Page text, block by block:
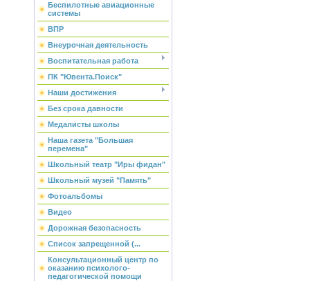
Беспилотные авиационные
системы
ВПР
Внеурочная деятельность
Воспитательная работа
ПК "Ювента.Поиск"
Наши достижения
Без срока давности
Медалисты школы
Наша газета "Большая
перемена"
Школьный театр "Иры фидан"
Школьный музей "Память"
Фотоальбомы
Видео
Дорожная безопасность
Список запрещенной (...
Консультационный центр по
оказанию психолого-
педагогической помощи